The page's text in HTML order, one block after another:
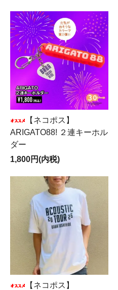
【ネコポス】
ARIGATO88! ２連キーホル
ダー
1,800円(内税)
【ネコポス】